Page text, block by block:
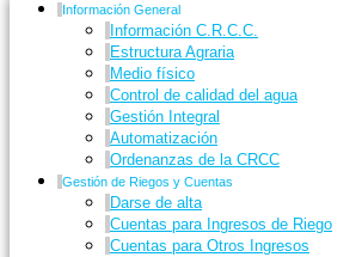
Información General
Información C.R.C.C.
Estructura Agraria
Medio físico
Control de calidad del agua
Gestión Integral
Automatización
Ordenanzas de la CRCC
Gestión de Riegos y Cuentas
Darse de alta
Cuentas para Ingresos de Riego
Cuentas para Otros Ingresos